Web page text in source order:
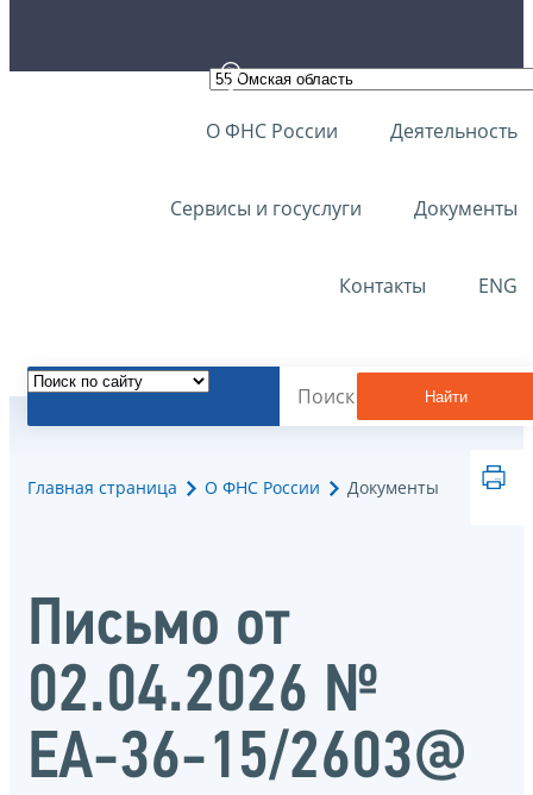
О ФНС России Деятельность
Сервисы и госуслуги Документы
Контакты ENG
Найти
Главная страница О ФНС России Документы
Письмо от
02.04.2026 №
ЕА-36-15/2603@